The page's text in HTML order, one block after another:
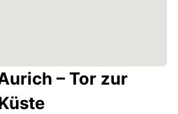
– Tor zur